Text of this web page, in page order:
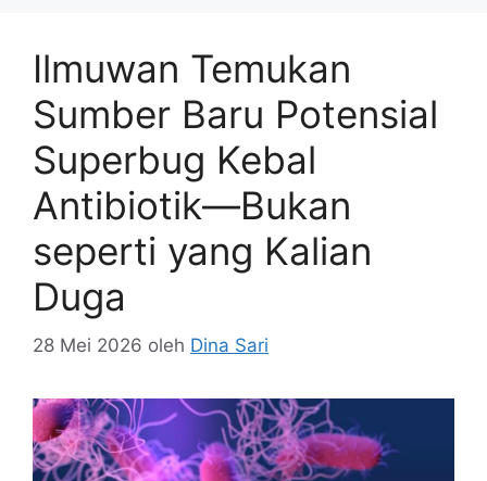
Ilmuwan Temukan
Sumber Baru Potensial
Superbug Kebal
Antibiotik—Bukan
seperti yang Kalian
Duga
28 Mei 2026 oleh Dina Sari